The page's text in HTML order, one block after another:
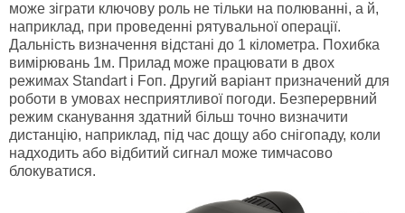
може зіграти ключову роль не тільки на полюванні, а й,
наприклад, при проведенні рятувальної операції.
Дальність визначення відстані до 1 кілометра. Похибка
вимірювань 1м. Прилад може працювати в двох
режимах Standart і Foп. Другий варіант призначений для
роботи в умовах несприятливої ​​погоди. Безперервний
режим сканування здатний більш точно визначити
дистанцію, наприклад, під час дощу або снігопаду, коли
надходить або відбитий сигнал може тимчасово
блокуватися.